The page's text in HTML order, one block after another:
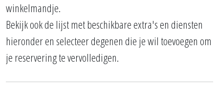
winkelmandje.
Bekijk ook de lijst met beschikbare extra's en diensten
hieronder en selecteer degenen die je wil toevoegen om
je reservering te vervolledigen.